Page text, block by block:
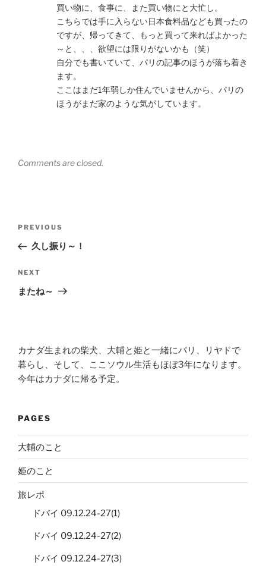
買い物に、食事に、また買い物にと大忙し。
こちらでは手に入らない日本食料品なども買ったの
ですが、帰ってきて、もっと買って来ればよかった
～と、、、欲望には限りがないかも（笑）
自分でも書いていて、パリの記事のほうが落ち着き
ます。
ここはまだ1年弱しか住んでいませんから、パリの
ほうがまだ家のような気がしています。
Comments are closed.
Previous
Post
PREVIOUS
久し振り～！
Next
Post
NEXT
またね～
カナダ生まれの柴犬、大輔と姫と一緒にパリ、リヤドで
暮らし、そして、ここソウル生活もほぼ3年になります。
今年はカナダに帰る予定。
PAGES
大輔のこと
姫のこと
旅レポ
ドバイ 09.12.24-27(1)
ドバイ 09.12.24-27(2)
ドバイ 09.12.24-27(3)